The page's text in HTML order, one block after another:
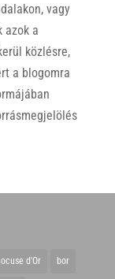
vagy
azok a
közlésre,
a blogomra
d'Or bor